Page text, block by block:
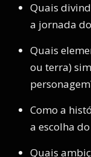
Quais
a jornada
Quais
ou terra)
Como a
a escolha
Quais